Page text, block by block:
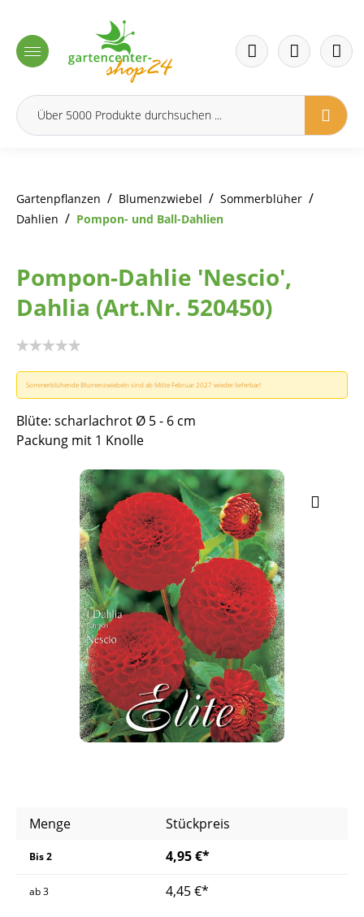
Gartenpflanzen / Blumenzwiebel / Sommerblüher /
Dahlien / Pompon- und Ball-Dahlien
Pompon-Dahlie 'Nescio',
Dahlia (Art.Nr. 520450)
Sommerblühende Blumenzwiebeln sind ab Mitte Februar 2027 wieder lieferbar!
Blüte: scharlachrot Ø 5 - 6 cm
Packung mit 1 Knolle
Menge Stückpreis
Bis2 4,95 €*
ab3 4,45 €*